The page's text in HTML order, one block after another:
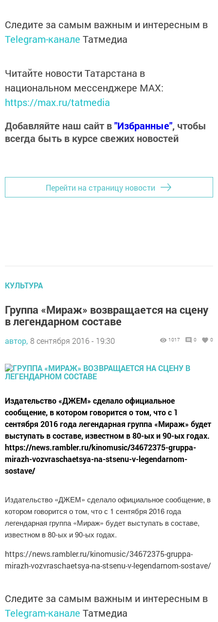
Следите за самым важным и интересным в
Telegram-канале Татмедиа
Читайте новости Татарстана в
национальном мессенджере MАХ:
https://max.ru/tatmedia
Добавляйте наш сайт в"Избранные", чтобы
всегда быть в курсе свежих новостей
Перейти на страницу новости
КУЛЬТУРА
Группа «Мираж» возвращается на сцену
в легендарном составе
автор, 8 сентября 2016 - 19:30 1017 0 0
Издательство «ДЖЕМ» сделало официальное
сообщение, в котором говорится о том, что с 1
сентября 2016 года легендарная группа «Мираж» будет
выступать в составе, известном в 80-ых и 90-ых годах.
https://news.rambler.ru/kinomusic/34672375-gruppa-
mirazh-vozvraschaetsya-na-stsenu-v-legendarnom-
sostave/
Издательство «ДЖЕМ» сделало официальное сообщение, в
котором говорится о том, что с 1 сентября 2016 года
легендарная группа «Мираж» будет выступать в составе,
известном в 80-ых и 90-ых годах.
https://news.rambler.ru/kinomusic/34672375-gruppa-
mirazh-vozvraschaetsya-na-stsenu-v-legendarnom-sostave/
Следите за самым важным и интересным в
Telegram-канале Татмедиа